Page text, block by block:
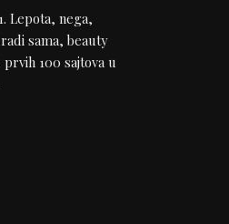
Lepota, nega,
sama, beauty
100 sajtova u